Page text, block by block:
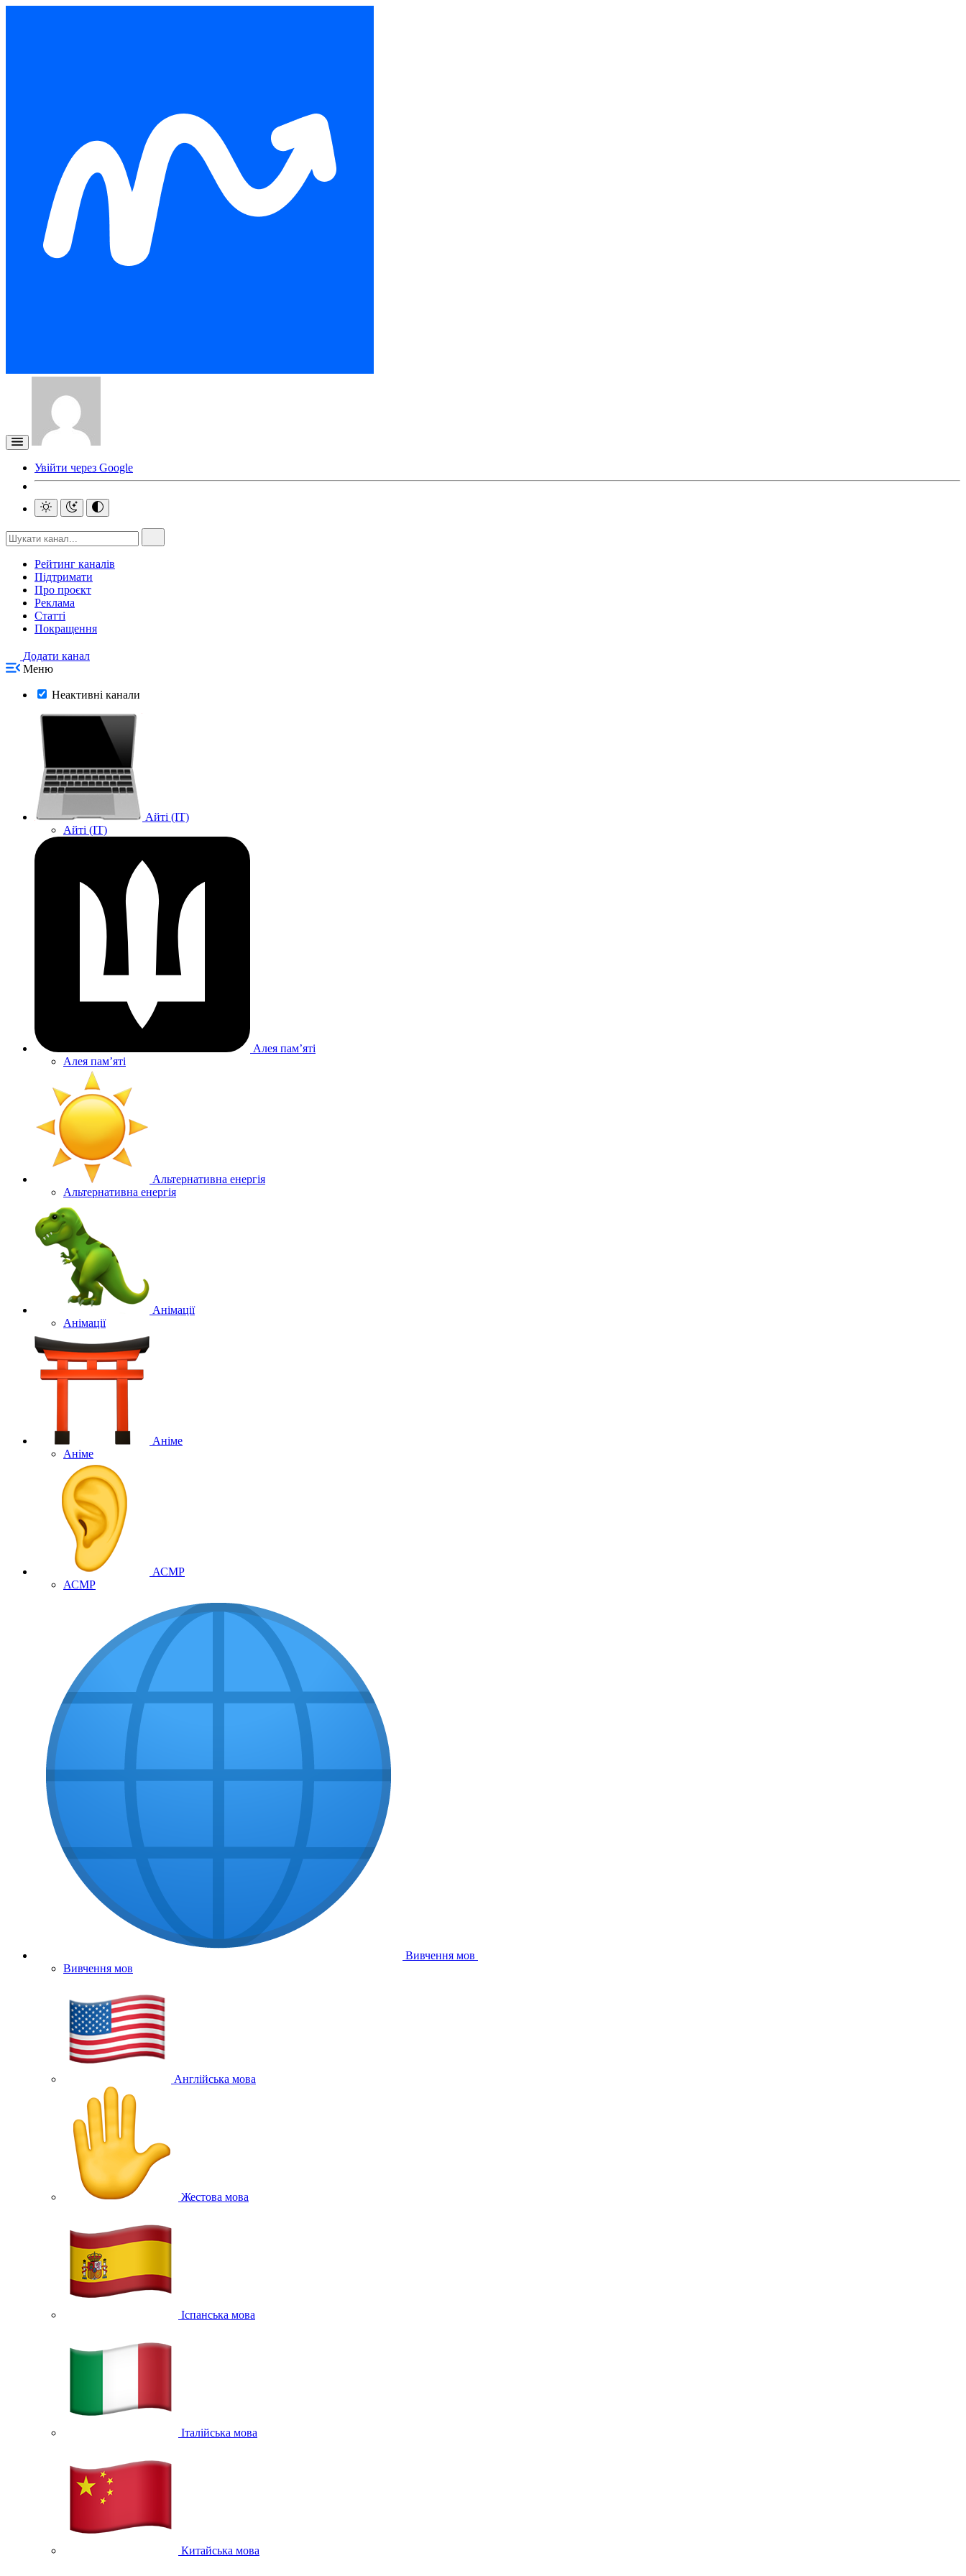
Увійти через Google
Рейтинг каналів
Підтримати
Про проєкт
Реклама
Статті
Покращення
Додати канал
Меню
Неактивні канали
Айті (IT)
Айті (IT)
Алея памʼяті
Алея памʼяті
Альтернативна енергія
Альтернативна енергія
Анімації
Анімації
Аніме
Аніме
АСМР
АСМР
Вивчення мов
Вивчення мов
Англійська мова
Жестова мова
Іспанська мова
Італійська мова
Китайська мова